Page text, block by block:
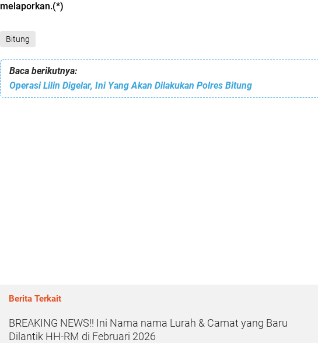
melaporkan.(*)
Bitung
Baca berikutnya:
Operasi Lilin Digelar, Ini Yang Akan Dilakukan Polres Bitung
Berita Terkait
BREAKING NEWS!! Ini Nama nama Lurah & Camat yang Baru
Dilantik HH-RM di Februari 2026